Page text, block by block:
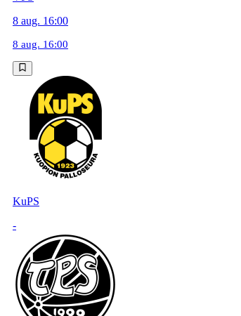
8 aug. 16:00
8 aug. 16:00
KuPS
-